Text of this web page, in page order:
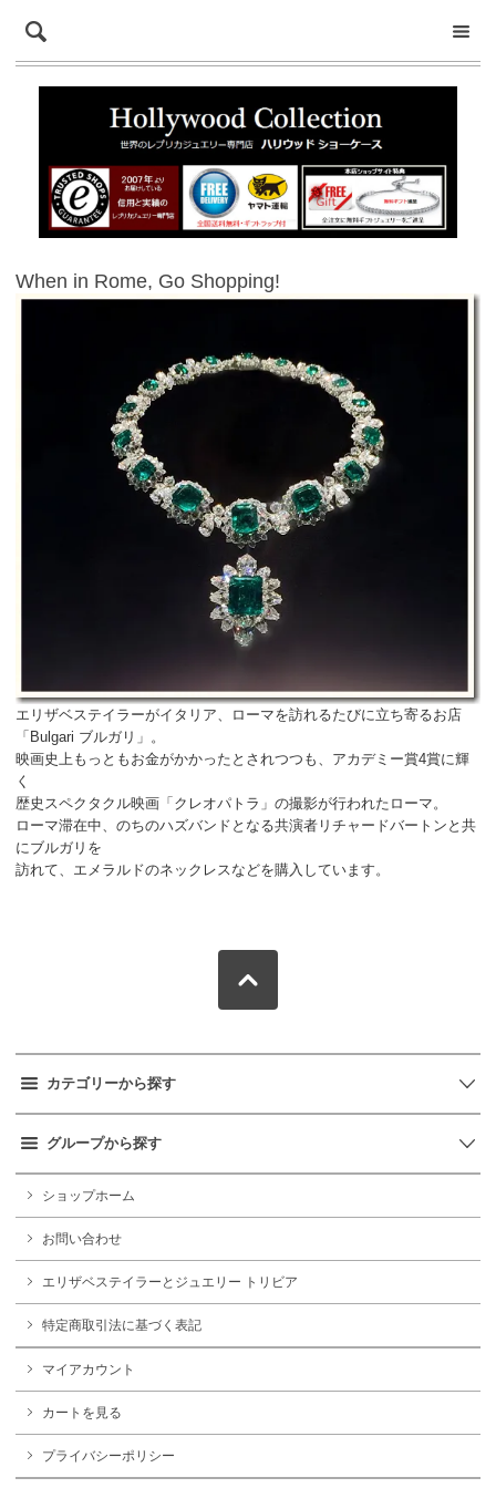
When in Rome, Go Shopping!
エリザベステイラーがイタリア、ローマを訪れるたびに立ち寄るお店
「 Bulgari ブルガリ」。
映画史上もっともお金がかかったとされつつも、アカデミー賞4賞に輝
く
歴史スペクタクル映画「クレオパトラ」の撮影が行われたローマ。
ローマ滞在中、のちのハズバンドとなる共演者リチャードバートンと共
にブルガリを
訪れて、エメラルドのネックレスなどを購入しています。
カテゴリーから探す
グループから探す
ショップホーム
お問い合わせ
エリザベステイラーとジュエリー トリビア
特定商取引法に基づく表記
マイアカウント
カートを見る
プライバシーポリシー